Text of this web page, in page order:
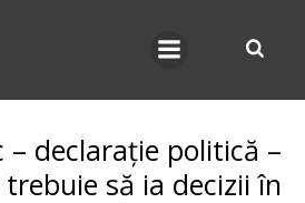
– declarație politică –
să ia decizii în